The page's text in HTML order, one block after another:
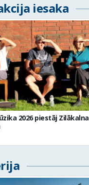
iesaka
2026 piestāj Zilākalna